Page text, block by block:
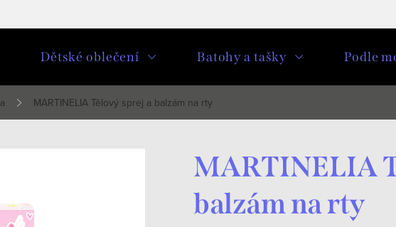
Dětské oblečení Batohy a tašky Podle
MARTINELIA Tělový sprej a balzám na rty
MARTINELIA
balzám na rty